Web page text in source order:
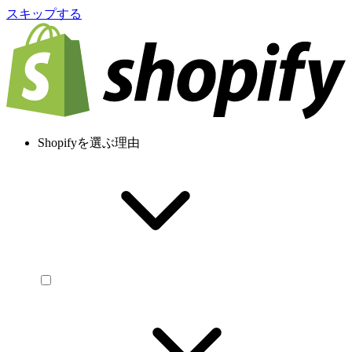
スキップする
Shopifyを選ぶ理由